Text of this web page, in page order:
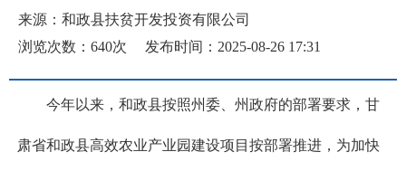
来源：和政县扶贫开发投资有限公司
浏览次数： 640次 发布时间：2025-08-26 17:31
今年以来，和政县按照州委、州政府的部署要求，甘
肃省和政县高效农业产业园建设项目按部署推进，为加快